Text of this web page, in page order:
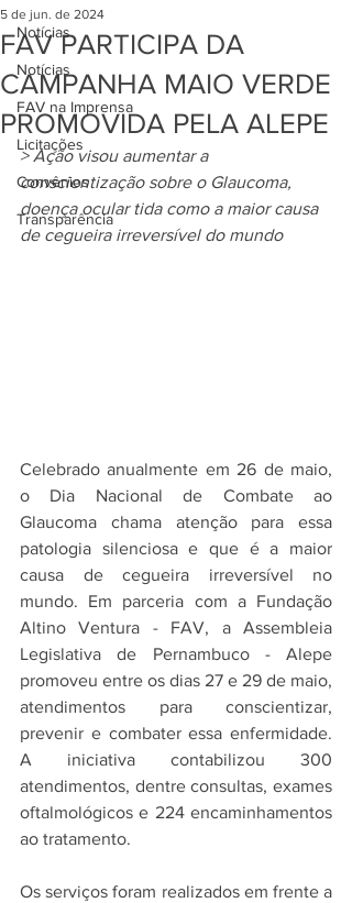
Notícias
Notícias
FAV na Imprensa
Licitações
Convênios
Transparência
FAV PARTICIPA DA
CAMPANHA MAIO VERDE
PROMOVIDA PELA ALEPE
5 de jun. de 2024
> Ação visou aumentar a
conscientização sobre o Glaucoma,
doença ocular tida como a maior causa
de cegueira irreversível do mundo
Celebrado anualmente em 26 de maio,
o Dia Nacional de Combate ao
Glaucoma chama atenção para essa
patologia silenciosa e que é a maior
causa de cegueira irreversível no
mundo. Em parceria com a Fundação
Altino Ventura - FAV, a Assembleia
Legislativa de Pernambuco - Alepe
promoveu entre os dias 27 e 29 de maio,
atendimentos para conscientizar,
prevenir e combater essa enfermidade.
A iniciativa contabilizou 300
atendimentos, dentre consultas, exames
oftalmológicos e 224 encaminhamentos
ao tratamento.
Os serviços foram realizados em frente a